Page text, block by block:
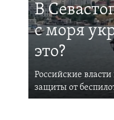
В
с моря
это?
Российские
защиты от